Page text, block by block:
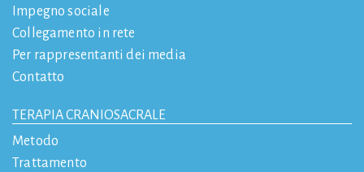
Impegno sociale
Collegamento in rete
Per rappresentanti dei media
Contatto
TERAPIA CRANIOSACRALE
Metodo
Trattamento